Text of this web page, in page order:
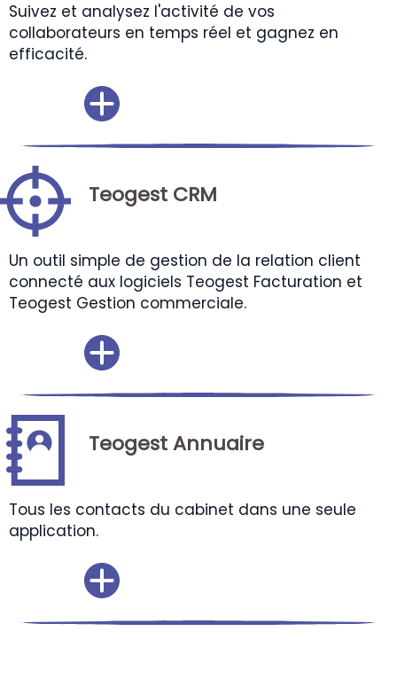
Suivez et analysez l'activité de vos
collaborateurs en temps réel et gagnez en
efficacité.
Teogest CRM
Un outil simple de gestion de la relation client
connecté aux logiciels Teogest Facturation et
Teogest Gestion commerciale.
Teogest Annuaire
Tous les contacts du cabinet dans une seule
application.